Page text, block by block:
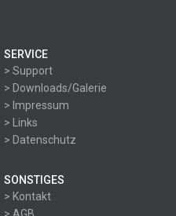
SERVICE
> Support
> Downloads/Galerie
> Impressum
> Links
> Datenschutz
SONSTIGES
> Kontakt